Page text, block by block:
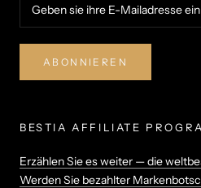
ABONNIEREN
BESTIA AFFILIATE
Erzählen Sie es weiter — die
Werden Sie bezahlter